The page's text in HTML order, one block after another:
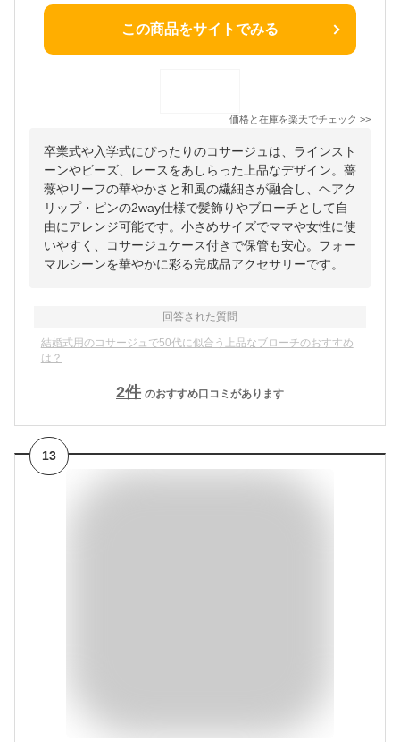
この商品をサイトでみる
価格と在庫を楽天でチェック >>
卒業式や入学式にぴったりのコサージュは、ラインスト
ーンやビーズ、レースをあしらった上品なデザイン。薔
薇やリーフの華やかさと和風の繊細さが融合し、ヘアク
リップ・ピンの2way仕様で髪飾りやブローチとして自
由にアレンジ可能です。小さめサイズでママや女性に使
いやすく、コサージュケース付きで保管も安心。フォー
マルシーンを華やかに彩る完成品アクセサリーです。
回答された質問
結婚式用のコサージュで50代に似合う上品なブローチのおすすめ
は？
2件 のおすすめ口コミがあります
13